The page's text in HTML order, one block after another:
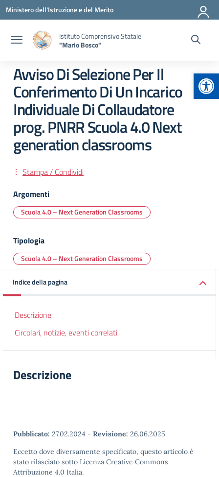
Vai ai contenuti
Vai al menu di navigazione
Vai al footer
Ministero dell'Istruzione e del Merito
Istituto Comprensivo Statale
"Mario Bosco"
Avviso Di Selezione Per Il
Conferimento Di Un Incarico
Individuale Di Collaudatore
prog. PNRR Scuola 4.0 Next
generation classrooms
Stampa / Condividi
Argomenti
Scuola 4.0 – Next Generation Classrooms
Tipologia
Scuola 4.0 – Next Generation Classrooms
Indice della pagina
Descrizione
Circolari, notizie, eventi correlati
Descrizione
Pubblicato: 27.02.2024 - Revisione: 26.06.2025
Eccetto dove diversamente specificato, questo articolo è
stato rilasciato sotto Licenza Creative Commons
Attribuzione 4.0 Italia.